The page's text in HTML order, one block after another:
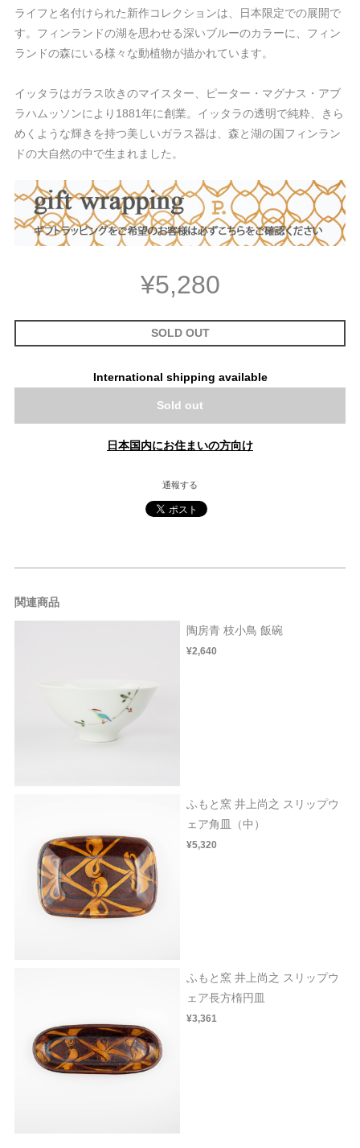
ライフと名付けられた新作コレクションは、日本限定での展開で
す。フィンランドの湖を思わせる深いブルーのカラーに、フィン
ランドの森にいる様々な動植物が描かれています。
イッタラはガラス吹きのマイスター、ピーター・マグナス・アブ
ラハムッソンにより1881年に創業。イッタラの透明で純粋、きら
めくような輝きを持つ美しいガラス器は、森と湖の国フィンラン
ドの大自然の中で生まれました。
¥5,280
SOLD OUT
International shipping available
Sold out
日本国内にお住まいの方向け
通報する
関連商品
陶房青 枝小鳥 飯碗
¥2,640
ふもと窯 井上尚之 スリップウ
ェア角皿（中）
¥5,320
ふもと窯 井上尚之 スリップウ
ェア長方楕円皿
¥3,361